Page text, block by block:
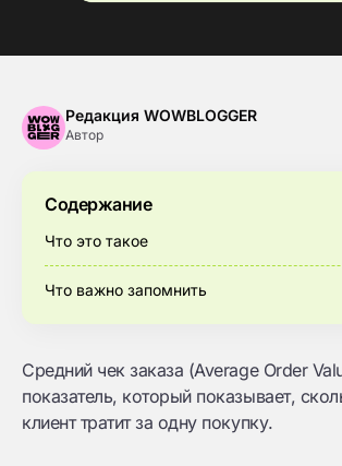
Редакция WOWBLOGGER
Автор
Содержание
Что это такое
Что важно запомнить
Средний чек заказа (Average Order
показатель, который показывает,
клиент тратит за одну покупку.